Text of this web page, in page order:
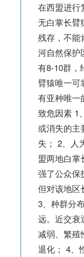
在西盟进行
无白掌长臂
残存，不能
河自然保护
有8-10群，
臂猿唯一可
有亚种唯一
致危因素 1
或消失的主
失； 2、人
盟两地白
强了公众保
但对该地区
3、种群分
远。近交衰
减弱、繁殖
退化； 4、